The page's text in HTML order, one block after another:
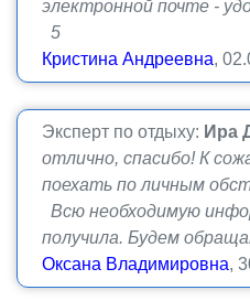
электронной почте -
5
Кристина Андреевна,
Эксперт по отдыху: Ира
отлично, спасибо! К
поехать по личным
Всю необходимую
получила. Будем
Оксана Владимировна,